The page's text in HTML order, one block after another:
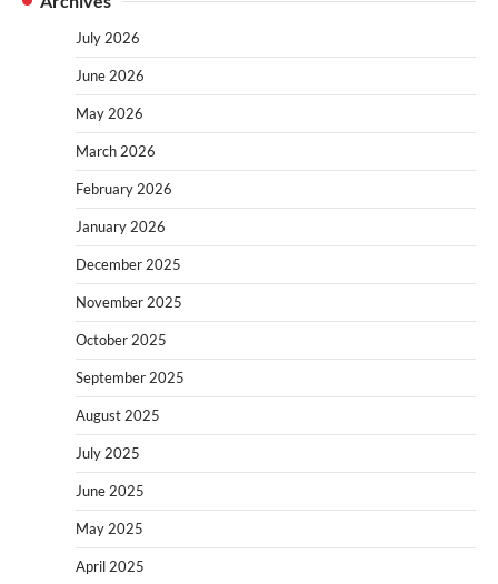
July 2026
June 2026
May 2026
March 2026
February 2026
January 2026
December 2025
November 2025
October 2025
September 2025
August 2025
July 2025
June 2025
May 2025
April 2025